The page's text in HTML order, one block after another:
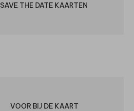
SAVE THE DATE KAARTEN
VOOR BIJ DE KAART